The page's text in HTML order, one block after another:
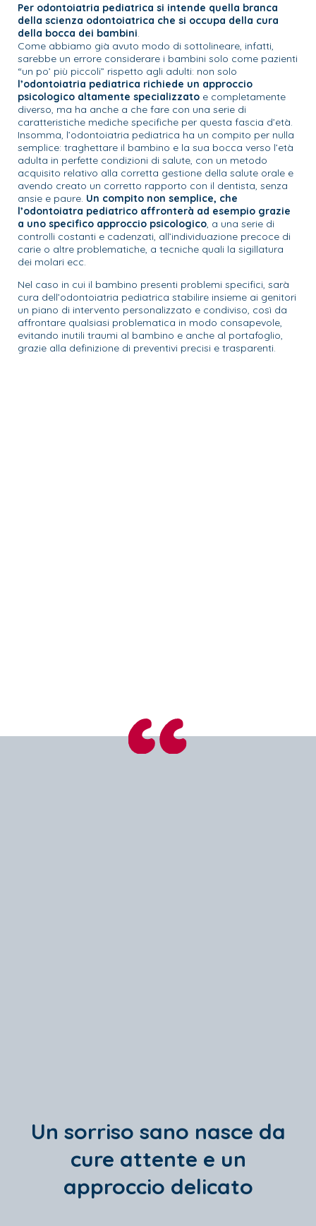
Per odontoiatria pediatrica si intende quella branca
della scienza odontoiatrica che si occupa della cura
della bocca dei bambini
Come abbiamo già avuto modo di sottolineare, infatti,
sarebbe un errore considerare i bambini solo come pazienti
“un po’ più piccoli” rispetto agli adulti: non solo
l’odontoiatria pediatrica richiede un approccio
psicologico altamente specializzato e completamente
diverso, ma ha anche a che fare con una serie di
caratteristiche mediche specifiche per questa fascia d’età.
Insomma, l’odontoiatria pediatrica ha un compito per nulla
semplice: traghettare il bambino e la sua bocca verso l’età
adulta in perfette condizioni di salute, con un metodo
acquisito relativo alla corretta gestione della salute orale e
avendo creato un corretto rapporto con il dentista, senza
ansie e paure. Un compito non semplice, che
l’odontoiatra pediatrico affronterà ad esempio grazie
a uno specifico approccio psicologico , a una serie di
controlli costanti e cadenzati, all’individuazione precoce di
carie o altre problematiche, a tecniche quali la sigillatura
dei molari ecc.
Nel caso in cui il bambino presenti problemi specifici, sarà
cura dell’odontoiatria pediatrica stabilire insieme ai genitori
un piano di intervento personalizzato e condiviso, così da
affrontare qualsiasi problematica in modo consapevole,
evitando inutili traumi al bambino e anche al portafoglio,
grazie alla definizione di preventivi precisi e trasparenti.
Un sorriso sano nasce da
cure attente e un
approccio delicato